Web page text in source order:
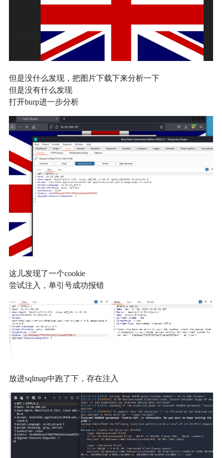
但是没什么发现，把图片下载下来分析一下
但是没有什么发现
打开burp进一步分析
这儿发现了一个cookie
尝试注入，单引号成功报错
放进sqlmap中跑了下，存在注入